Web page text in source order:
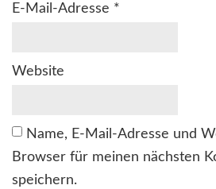
E-Mail-Adresse *
Website
Name, E-Mail-Adresse und
Browser für meinen nächsten
speichern.